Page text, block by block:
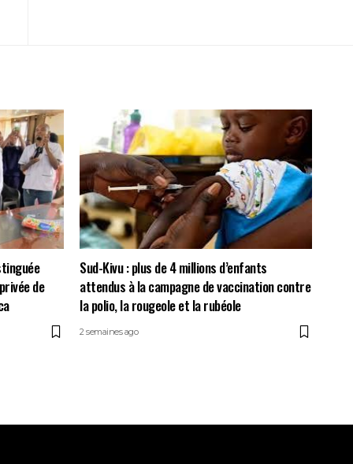
de
Sud-Kivu : plus de 4 millions d’enfants
attendus à la campagne de vaccination contre
la polio, la rougeole et la rubéole
2 semaines ago